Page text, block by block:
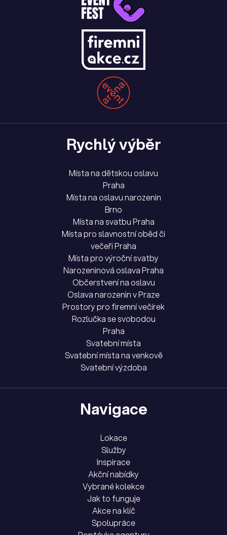
Rychlý výběr
Místa na dětskou oslavu
Praha
Místa na oslavu narozenin
Brno
Místa na svatbu Praha
Místa pro slavnostní oběd či
večeři Praha
Místa pro výroční svatby
Narozeninová oslava Praha
Občerstvení na oslavu
Oslava narozenin v Praze
Prostory pro firemní večírek
Rozlučka se svobodou
Praha
Svatební místa
Svatební místa na venkově
Svatební výzdoba
Navigace
Lokace
Služby
Inspirace
Akční nabídky
Vybrané kolekce
Jak to funguje
Akce na klíč
Spolupráce